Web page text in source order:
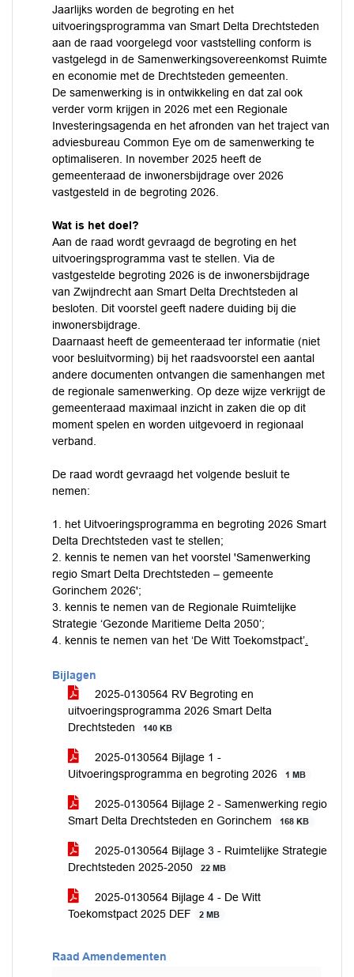
Jaarlijks worden de begroting en het
uitvoeringsprogramma van Smart Delta Drechtsteden
aan de raad voorgelegd voor vaststelling conform is
vastgelegd in de Samenwerkingsovereenkomst Ruimte
en economie met de Drechtsteden gemeenten.
De samenwerking is in ontwikkeling en dat zal ook
verder vorm krijgen in 2026 met een Regionale
Investeringsagenda en het afronden van het traject van
adviesbureau Common Eye om de samenwerking te
optimaliseren. In november 2025 heeft de
gemeenteraad de inwonersbijdrage over 2026
vastgesteld in de begroting 2026.
Wat is het doel?
Aan de raad wordt gevraagd de begroting en het
uitvoeringsprogramma vast te stellen. Via de
vastgestelde begroting 2026 is de inwonersbijdrage
van Zwijndrecht aan Smart Delta Drechtsteden al
besloten. Dit voorstel geeft nadere duiding bij die
inwonersbijdrage.
Daarnaast heeft de gemeenteraad ter informatie (niet
voor besluitvorming) bij het raadsvoorstel een aantal
andere documenten ontvangen die samenhangen met
de regionale samenwerking. Op deze wijze verkrijgt de
gemeenteraad maximaal inzicht in zaken die op dit
moment spelen en worden uitgevoerd in regionaal
verband.
De raad wordt gevraagd het volgende besluit te
nemen:
1. het Uitvoeringsprogramma en begroting 2026 Smart
Delta Drechtsteden vast te stellen;
2. kennis te nemen van het voorstel 'Samenwerking
regio Smart Delta Drechtsteden – gemeente
Gorinchem 2026';
3. kennis te nemen van de Regionale Ruimtelijke
Strategie ‘Gezonde Maritieme Delta 2050’;
4. kennis te nemen van het ‘De Witt Toekomstpact’
Bijlagen
2025-0130564 RV Begroting en
uitvoeringsprogramma 2026 Smart Delta
Drechtsteden
140 KB
2025-0130564 Bijlage 1 -
Uitvoeringsprogramma en begroting 2026
1 MB
2025-0130564 Bijlage 2 - Samenwerking regio
Smart Delta Drechtsteden en Gorinchem
168 KB
2025-0130564 Bijlage 3 - Ruimtelijke Strategie
Drechtsteden 2025-2050
22 MB
2025-0130564 Bijlage 4 - De Witt
Toekomstpact 2025 DEF
2 MB
Raad Amendementen